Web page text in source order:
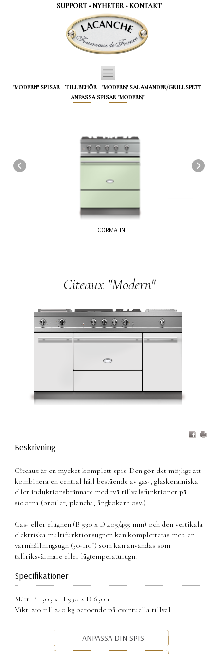
SUPPORT•NYHETER•KONTAKT
"MODERN" SPISAR TILLBEHÖR
"MODERN" SALAMANDER/GRILLSPETT
ANPASSA SPISAR "MODERN"
CORMATIN
Citeaux "Modern"
Beskrivning
Cîteaux är en mycket komplett spis. Den gör det möjligt att
kombinera en central häll bestående av gas-, glaskeramiska
eller induktionsbrännare med två tillvalsfunktioner på
sidorna (broiler, plancha, ångkokare osv.).
Gas- eller elugnen (B 530 x D 405/455 mm) och den vertikala
elektriska multifunktionsugnen kan kompletteras med en
varmhållningsugn (30-110°) som kan användas som
tallriksvärmare eller lågtemperaturugn.
Specifikationer
Mått: B 1505 x H 930 x D 650 mm
Vikt: 210 till 240 kg beroende på eventuella tillval
ANPASSA DIN SPIS
Cookie- hanteringspanel